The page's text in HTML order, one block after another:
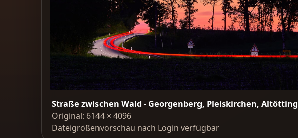
Straße zwischen Wald - Georgenberg, Pleiskirchen, Altötting
Original: 6144 × 4096
Dateigrößenvorschau nach Login verfügbar